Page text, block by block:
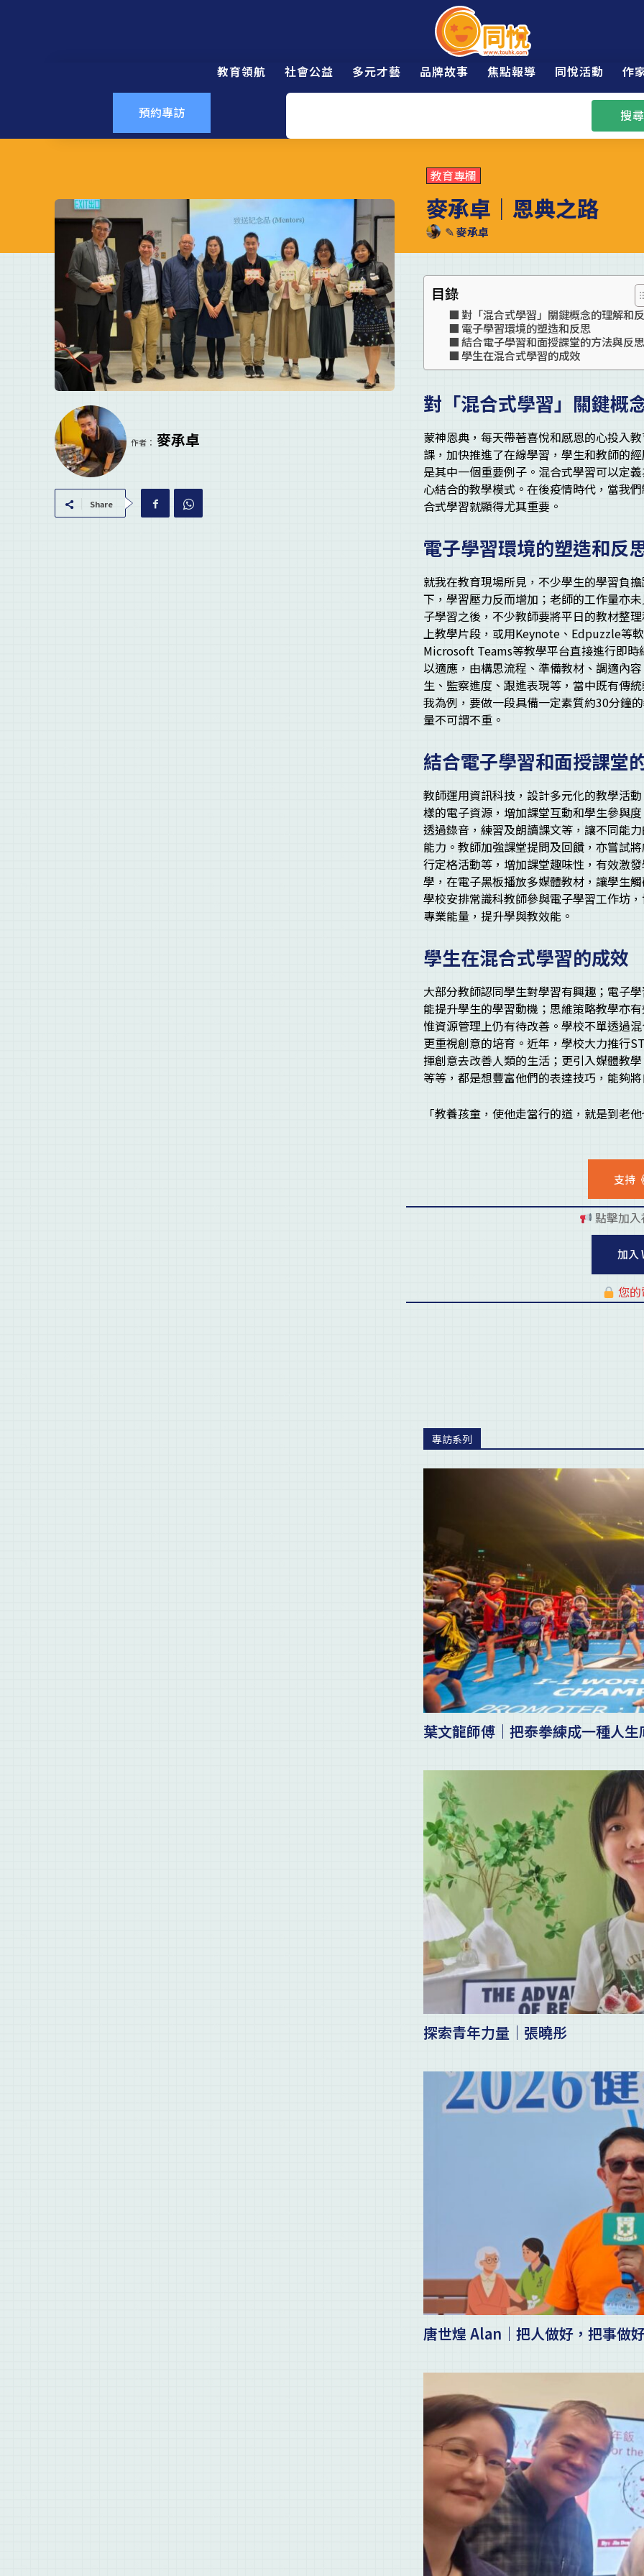
教育領航 社會公益 多元才藝 品牌故事 焦點報導 同悅活動 作
預約專訪 搜尋
教育專欄
麥承卓｜恩典之路
✎麥承卓
作者： 麥承卓
Share
目錄
對「混合式學習」關鍵概念的理解和
電子學習環境的塑造和反思
結合電子學習和面授課堂的方法與反
學生在混合式學習的成效
對「混合式學習」關鍵概
蒙神恩典，每天帶著喜悅和感恩的心投入
課，加快推進了在線學習，學生和教師的
是其中一個重要例子。混合式學習可以定
心結合的教學模式。在後疫情時代，當我
合式學習就顯得尤其重要。
電子學習環境的塑造和反
就我在教育現場所見，不少學生的學習負
下，學習壓力反而增加；老師的工作量亦
子學習之後，不少教師要將平日的教材整
上教學片段，或用Keynote、Edpuzzle等
Microsoft Teams等教學平台直接進行即
以適應，由構思流程、準備教材、調適內
生、監察進度、跟進表現等，當中既有傳
我為例，要做一段具備一定素質約30分鐘
量不可謂不重。
結合電子學習和面授課堂
教師運用資訊科技，設計多元化的教學活
樣的電子資源，增加課堂互動和學生參與
透過錄音，練習及朗讀課文等，讓不同能
能力。教師加強課堂提問及回饋，亦嘗試
行定格活動等，增加課堂趣味性，有效激
學，在電子黑板播放多媒體教材，讓學生
學校安排常識科教師參與電子學習工作坊
專業能量，提升學與教效能。
學生在混合式學習的成效
大部分教師認同學生對學習有興趣；電
能提升學生的學習動機；思維策略教學亦
惟資源管理上仍有待改善。學校不單透過
更重視創意的培育。近年，學校大力推行
揮創意去改善人類的生活；更引入媒體教
等等，都是想豐富他們的表達技巧，能夠
「教養孩童，使他走當行的道，就是到老
支持
點擊加
加入
您
專訪系列
葉文龍師傅｜把泰拳練成一種人生
探索青年力量｜張曉彤
唐世煌 Alan｜把人做好，把事做